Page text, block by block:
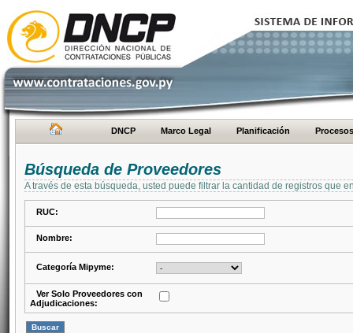
DNCP Marco Legal Planificación Procesos
Búsqueda de Proveedores
A través de esta búsqueda, usted puede filtrar la cantidad de registros que
RUC:
Nombre:
Categoría Mipyme:
Ver Solo Proveedores con
Adjudicaciones: